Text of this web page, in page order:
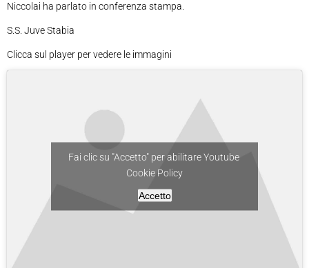
Niccolai ha parlato in conferenza stampa.
S.S. Juve Stabia
Clicca sul player per vedere le immagini
Fai clic su "Accetto" per abilitare Youtube
Cookie Policy
Accetto